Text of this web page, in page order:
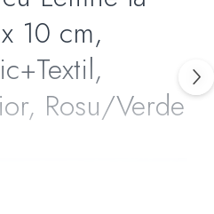
10 cm,
Rosu/Verde